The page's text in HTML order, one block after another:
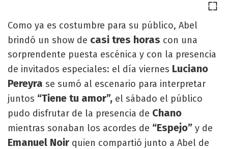
Como ya es costumbre para su público, Abel
brindó un show de casi tres horas con una
sorprendente puesta escénica y con la presencia
de invitados especiales: el día viernes Luciano
Pereyra se sumó al escenario para interpretar
juntos “Tiene tu amor”, el sábado el público
pudo disfrutar de la presencia de Chano
mientras sonaban los acordes de “Espejo” y de
Emanuel Noir quien compartió junto a Abel de